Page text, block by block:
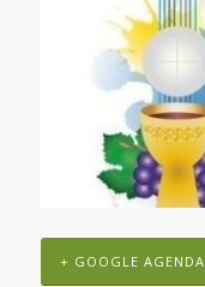
+ GOOGLE AGENDA